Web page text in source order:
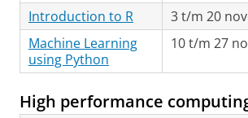
Introduction to R
3 t/m 20
Machine Learning
using Python
10 t/m 27
High performance